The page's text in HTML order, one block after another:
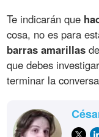
Te indicarán que
cosa, no es para
barras amarillas
que debes
terminar la